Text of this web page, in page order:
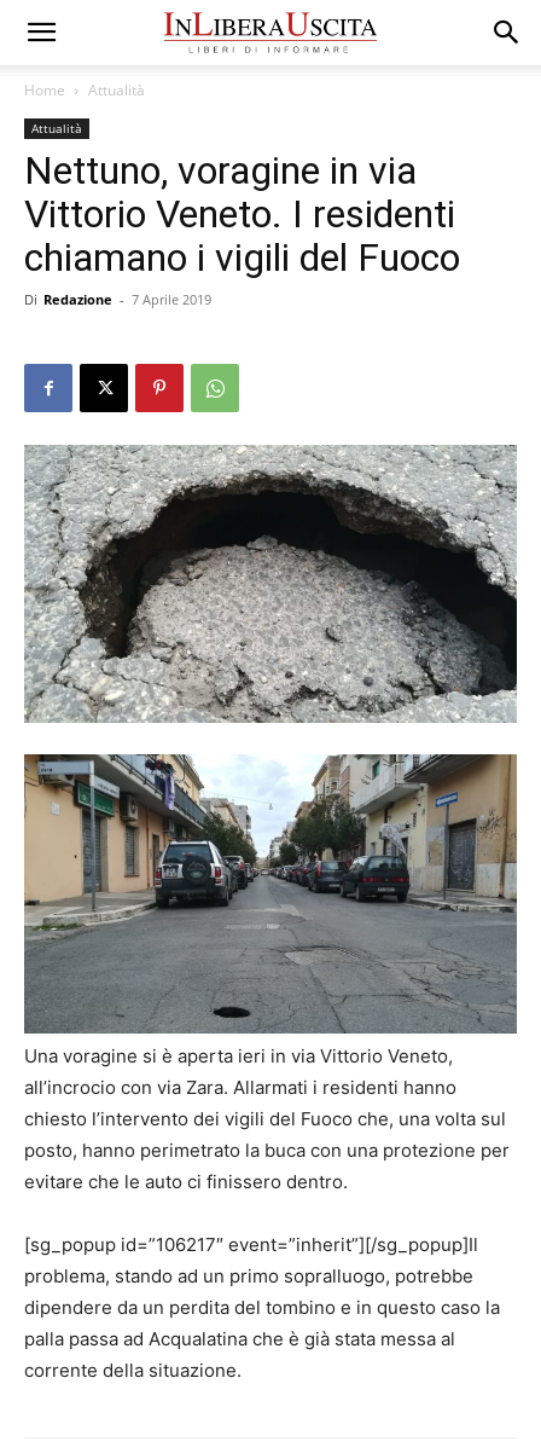
Home Attualità
Attualità
Nettuno, voragine in via
Vittorio Veneto. I residenti
chiamano i vigili del Fuoco
Di Redazione - 7 Aprile 2019
Una voragine si è aperta ieri in via Vittorio Veneto,
all’incrocio con via Zara. Allarmati i residenti hanno
chiesto l’intervento dei vigili del Fuoco che, una volta sul
posto, hanno perimetrato la buca con una protezione per
evitare che le auto ci finissero dentro.
[sg_popup id=”106217″ event=”inherit”][/sg_popup]Il
problema, stando ad un primo sopralluogo, potrebbe
dipendere da un perdita del tombino e in questo caso la
palla passa ad Acqualatina che è già stata messa al
corrente della situazione.